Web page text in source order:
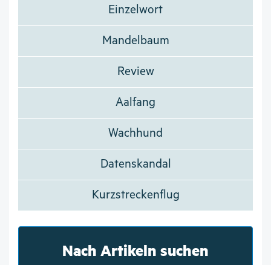
Einzelwort
Mandelbaum
Review
Aalfang
Wachhund
Datenskandal
Kurzstreckenflug
Nach Artikeln suchen